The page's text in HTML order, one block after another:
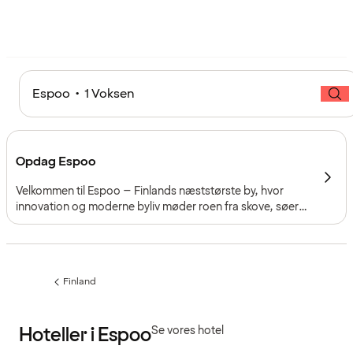
Espoo • 1 Voksen
Opdag Espoo
Velkommen til Espoo – Finlands næststørste by, hvor
innovation og moderne byliv møder roen fra skove, søer
og den baltiske skærgård. Som en del af
Forrige
Finland
Hoteller i EspooSe vores hotel